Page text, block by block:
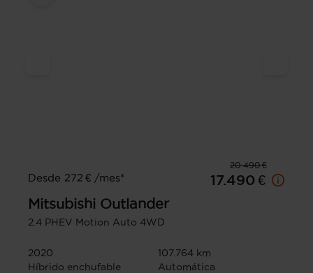
20.490 €
Desde 272 € /mes*
17.490 €
Mitsubishi Outlander
2.4 PHEV Motion Auto 4WD
2020
107.764 km
Híbrido enchufable
Automática